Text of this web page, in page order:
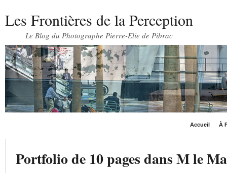
Les Frontières de la Perception
Le Blog du Photographe Pierre-Elie de Pibrac
Accueil À
Portfolio de 10 pages dans M le